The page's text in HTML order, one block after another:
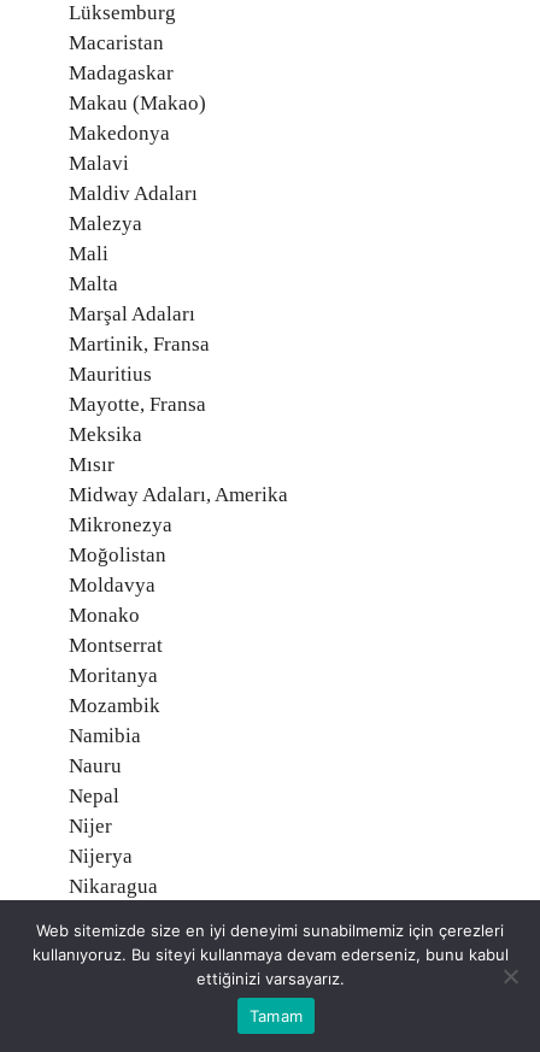
Lüksemburg
Macaristan
Madagaskar
Makau (Makao)
Makedonya
Malavi
Maldiv Adaları
Malezya
Mali
Malta
Marşal Adaları
Martinik, Fransa
Mauritius
Mayotte, Fransa
Meksika
Mısır
Midway Adaları, Amerika
Mikronezya
Moğolistan
Moldavya
Monako
Montserrat
Moritanya
Mozambik
Namibia
Nauru
Nepal
Nijer
Nijerya
Nikaragua
Norveç O
Orta Afrika Cumhuriyeti
Web sitemizde size en iyi deneyimi sunabilmemiz için çerezleri
kullanıyoruz. Bu siteyi kullanmaya devam ederseniz, bunu kabul
ettiğinizi varsayarız.
Tamam